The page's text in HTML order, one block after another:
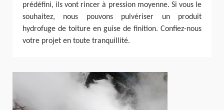
prédéfini, ils vont rincer à pression moyenne. Si vous le
souhaitez, nous pouvons pulvériser un produit
hydrofuge de toiture en guise de finition. Confiez-nous
votre projet en toute tranquillité.